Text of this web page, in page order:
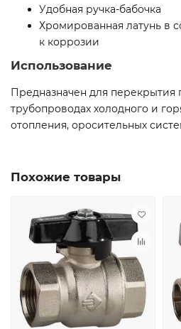
Удобная ручка-бабочка
Хромированная латунь в
к коррозии
Использование
Предназначен для перекрытия
трубопроводах холодного и
отопления, оросительных
Похожие товары